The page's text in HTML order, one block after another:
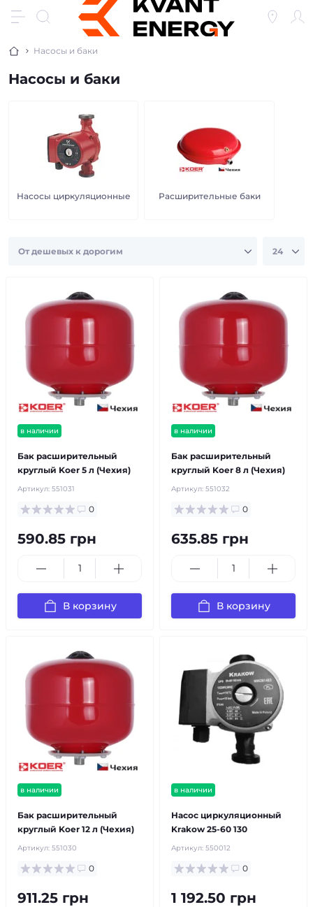
Насосы и баки
Насосы и баки
Насосы циркуляционные Расширительные баки
в наличии
Бак расширительный
круглый Koer 5 л (Чехия)
Артикул: 551031
0
590.85 грн
В корзину
в наличии
Бак расширительный
круглый Koer 8 л (Чехия)
Артикул: 551032
0
635.85 грн
В корзину
в наличии
Бак расширительный
круглый Koer 12 л (Чехия)
Артикул: 551030
0
911.25 грн
в наличии
Насос циркуляционный
Krakow 25-60 130
Артикул: 550012
0
1 192.50 грн